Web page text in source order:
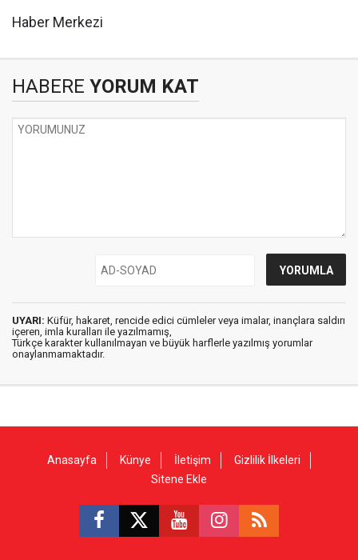
Haber Merkezi
HABERE YORUM KAT
UYARI: Küfür, hakaret, rencide edici cümleler veya imalar, inançlara saldırı
içeren, imla kuralları ile yazılmamış,
Türkçe karakter kullanılmayan ve büyük harflerle yazılmış yorumlar
onaylanmamaktadır.
Anasayfa Künye İletişim
Gizlilik İlkeleri
Sitene Ekle